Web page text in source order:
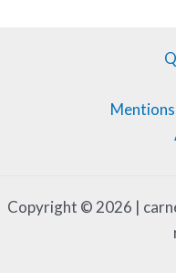
Copyright © 2026 |